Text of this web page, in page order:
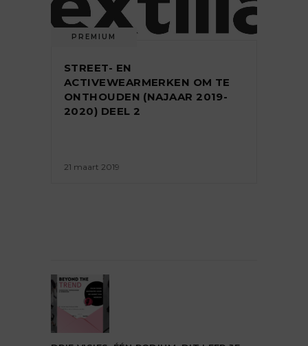
PREMIUM
STREET- EN
ACTIVEWEARMERKEN OM TE
ONTHOUDEN (NAJAAR 2019-
2020) DEEL 2
21 maart 2019